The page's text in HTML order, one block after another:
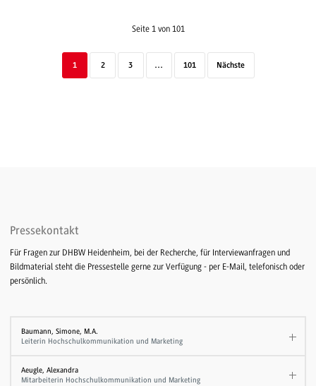
Seite 1 von 101
1 2 3 … 101 Nächste
Pressekontakt
Für Fragen zur DHBW Heidenheim, bei der Recherche, für Interviewanfragen und
Bildmaterial steht die Pressestelle gerne zur Verfügung - per E-Mail, telefonisch oder
persönlich.
Baumann, Simone, M.A.
Leiterin Hochschulkommunikation und Marketing
Aeugle, Alexandra
Mitarbeiterin Hochschulkommunikation und Marketing